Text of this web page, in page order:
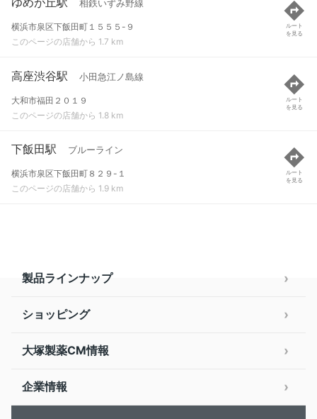
相鉄いずみ野線
横浜市泉区下飯田町１５５５-９
このページの店舗から 1.7 km
ルート
を見る
高座渋谷駅 小田急江ノ島線
大和市福田２０１９
このページの店舗から 1.8 km
ルート
を見る
下飯田駅 ブルーライン
横浜市泉区下飯田町８２９-１
このページの店舗から 1.9 km
ルート
を見る
製品ラインナップ
ショッピング
大塚製薬CM情報
企業情報